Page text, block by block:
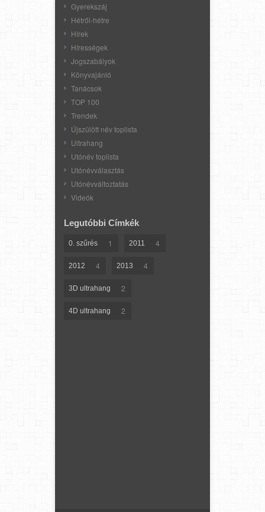
Gyerekszáj
Hétről-hétre
Hírek
Hírességek
Jogszabályok
Könyvajánló
Tanácsok
TOP 100
Trendek
Újszülött név toplista
Ultrahang
Utónév toplista
Utónévválasztás
Utónévváltoztatás
Videók
Legutóbbi Címkék
0. szűrés 1 2011 4
2012 4 2013 4
3D ultrahang 2
4D ultrahang 2